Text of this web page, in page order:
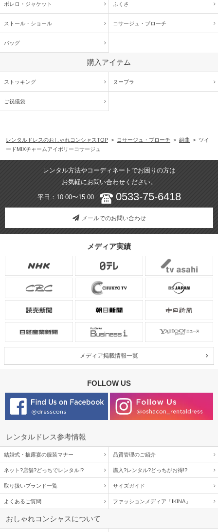
ボレロ・ジャケット ふくさ
ストール・ショール コサージュ・ ブローチ
バッグ
購入アイテム
ストッキング ヌーブラ
ご祝儀袋
レンタルドレスのおしゃれコンシャスTOP > コサージュ・ブローチ > 組曲 > ツイ
ードMIXチャームアイボリーコサージュ
レンタル方法やコーディネートでお困りの方は
お気軽にお問い合わせください。
平日：10:00〜15:00 0533-75-6418
メールでのお問い合わせ
メディア実績
メディア掲載情報一覧
FOLLOW US
レンタルドレス参考情報
結婚式・披露宴の服装マナー 品質管理のご紹介
ネット?店舗?どっちでレンタル!? 購入?レンタル?どっちがお得!?
取り扱いブランド一覧 サイズガイド
よくあるご質問 ファッションメディア「IKINA」
おしゃれコンシャスについて